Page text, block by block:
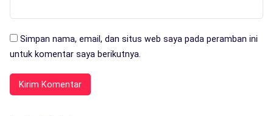
Simpan nama, email, dan situs web saya pada peramban ini
untuk komentar saya berikutnya.